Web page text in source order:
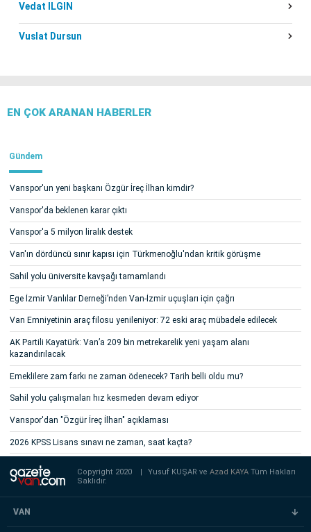
Vedat ILGIN
Vuslat Dursun
EN ÇOK ARANAN HABERLER
Gündem
Vanspor'un yeni başkanı Özgür İreç İlhan kimdir?
Vanspor'da beklenen karar çıktı
Vanspor'a 5 milyon liralık destek
Van'ın dördüncü sınır kapısı için Türkmenoğlu'ndan kritik görüşme
Sahil yolu üniversite kavşağı tamamlandı
Ege İzmir Vanlılar Derneği’nden Van-İzmir uçuşları için çağrı
Van Emniyetinin araç filosu yenileniyor: 72 eski araç mübadele edilecek
AK Partili Kayatürk: Van’a 209 bin metrekarelik yeni yaşam alanı
kazandırılacak
Emeklilere zam farkı ne zaman ödenecek? Tarih belli oldu mu?
Sahil yolu çalışmaları hız kesmeden devam ediyor
Vanspor'dan "Özgür İreç İlhan" açıklaması
2026 KPSS Lisans sınavı ne zaman, saat kaçta?
Copyright 2020 Yusuf KUŞAR veAzad KAYATüm Hakları
Saklıdır.
VAN